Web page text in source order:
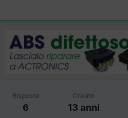
Risposte
6
Creato
13 anni